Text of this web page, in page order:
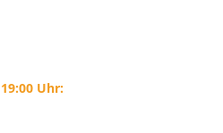
Uhr: